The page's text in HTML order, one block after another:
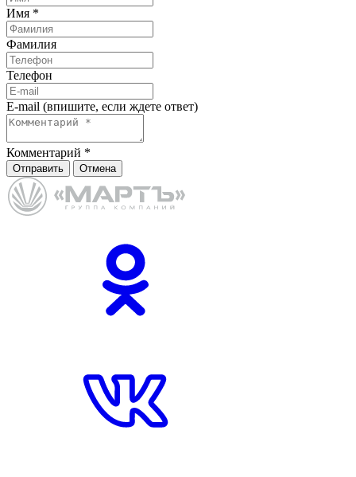
Имя *
Фамилия
Телефон
E-mail (впишите, если ждете ответ)
Комментарий *
Отправить Отмена